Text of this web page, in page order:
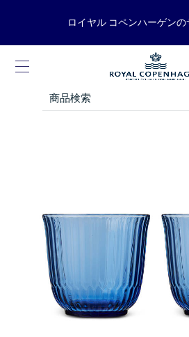
ロイヤル コペンハーゲンの